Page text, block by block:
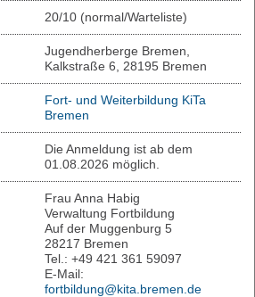
20/10 (normal/Warteliste)
Jugendherberge Bremen,
Kalkstraße 6, 28195 Bremen
Fort- und Weiterbildung KiTa
Bremen
Die Anmeldung ist ab dem
01.08.2026 möglich.
Frau Anna Habig
Verwaltung Fortbildung
Auf der Muggenburg 5
28217 Bremen
Tel.: +49 421 361 59097
E-Mail:
fortbildung@kita.bremen.de